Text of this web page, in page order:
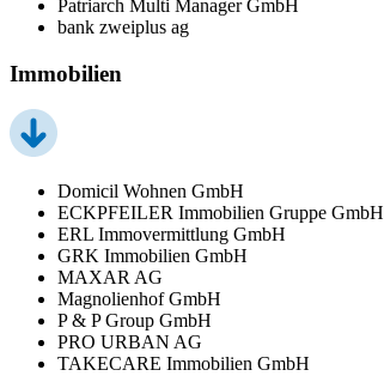
Patriarch Multi Manager GmbH
bank zweiplus ag
Immobilien
Domicil Wohnen GmbH
ECKPFEILER Immobilien Gruppe GmbH
ERL Immovermittlung GmbH
GRK Immobilien GmbH
MAXAR AG
Magnolienhof GmbH
P & P Group GmbH
PRO URBAN AG
TAKECARE Immobilien GmbH